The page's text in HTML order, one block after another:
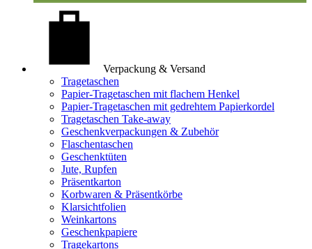
Verpackung & Versand
Tragetaschen
Papier-Tragetaschen mit flachem Henkel
Papier-Tragetaschen mit gedrehtem Papierkordel
Tragetaschen Take-away
Geschenkverpackungen & Zubehör
Flaschentaschen
Geschenktüten
Jute, Rupfen
Präsentkarton
Korbwaren & Präsentkörbe
Klarsichtfolien
Weinkartons
Geschenkpapiere
Tragekartons